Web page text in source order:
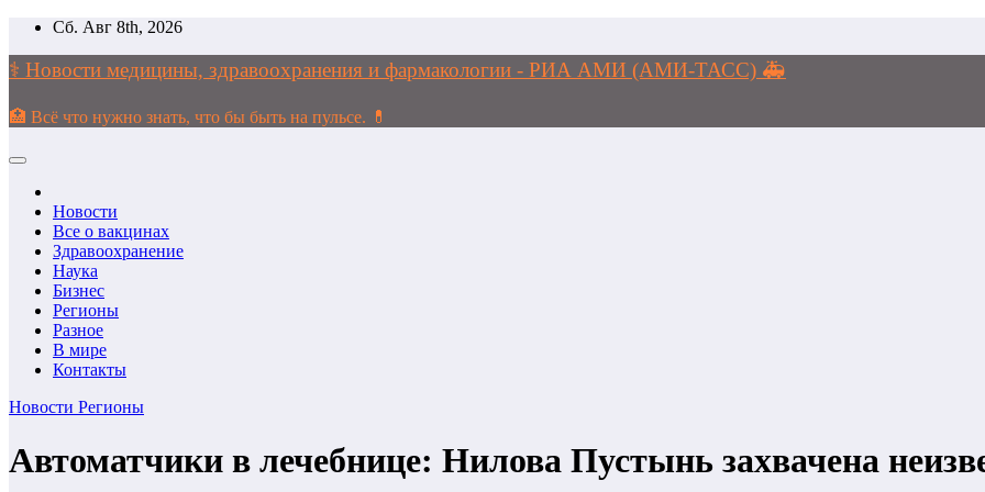
Перейти
содержимому
Сб. Авг 8th, 2026
⚕️ Новости медицины, здравоохранения и фармакологии - РИА АМИ (АМИ-ТАСС) 🚑
🏥 Всё что нужно знать, что бы быть на пульсе. 💊
Новости
Все о вакцинах
Здравоохранение
Наука
Бизнес
Регионы
Разное
В мире
Контакты
Новости Регионы
Автоматчики в лечебнице: Нилова Пустынь захвачена